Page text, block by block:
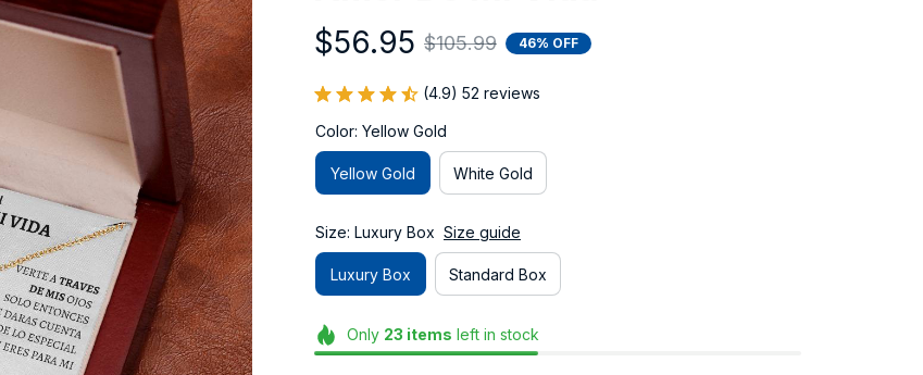
$56.95 $105.99 46% OFF
(4.9) 52 reviews
Color: Yellow Gold
Yellow Gold White Gold
Size: Luxury Box Size guide
Luxury Box Standard Box
Only 23 items left in stock